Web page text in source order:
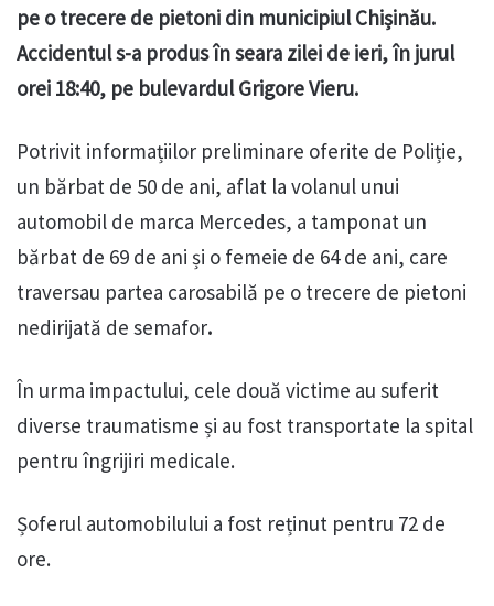
pe o trecere de pietoni din municipiul Chișinău.
Accidentul s-a produs în seara zilei de ieri, în jurul
orei 18:40, pe bulevardul Grigore Vieru.
Potrivit informațiilor preliminare oferite de Poliție,
un bărbat de 50 de ani, aflat la volanul unui
automobil de marca Mercedes, a tamponat un
bărbat de 69 de ani și o femeie de 64 de ani, care
traversau partea carosabilă pe o trecere de pietoni
nedirijată de semafor.
În urma impactului, cele două victime au suferit
diverse traumatisme și au fost transportate la spital
pentru îngrijiri medicale.
Șoferul automobilului a fost reținut pentru 72 de
ore.